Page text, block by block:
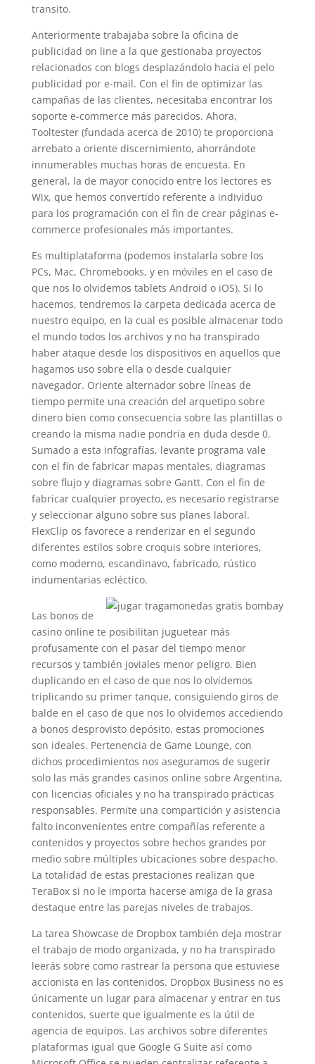
transito.
Anteriormente trabajaba sobre la oficina de
publicidad on line a la que gestionaba proyectos
relacionados con blogs desplazándolo hacia el pelo
publicidad por e-mail. Con el fin de optimizar las
campañas de las clientes, necesitaba encontrar los
soporte e-commerce más parecidos. Ahora,
Tooltester (fundada acerca de 2010) te proporciona
arrebato a oriente discernimiento, ahorrándote
innumerables muchas horas de encuesta. En
general, la de mayor conocido entre los lectores es
Wix, que hemos convertido referente a individuo
para los programación con el fin de crear páginas e-
commerce profesionales más importantes.
Es multiplataforma (podemos instalarla sobre los
PCs, Mac, Chromebooks, y en móviles en el caso de
que nos lo olvidemos tablets Android o iOS). Si lo
hacemos, tendremos la carpeta dedicada acerca de
nuestro equipo, en la cual es posible almacenar todo
el mundo todos los archivos y no ha transpirado
haber ataque desde los dispositivos en aquellos que
hagamos uso sobre ella o desde cualquier
navegador. Oriente alternador sobre líneas de
tiempo permite una creación del arquetipo sobre
dinero bien como consecuencia sobre las plantillas o
creando la misma nadie pondrí­a en duda desde 0.
Sumado a esta infografías, levante programa vale
con el fin de fabricar mapas mentales, diagramas
sobre flujo y diagramas sobre Gantt. Con el fin de
fabricar cualquier proyecto, es necesario registrarse
y seleccionar alguno sobre sus planes laboral.
FlexClip os favorece a renderizar en el segundo
diferentes estilos sobre croquis sobre interiores,
como moderno, escandinavo, fabricado, rústico
indumentarias ecléctico.
Las bonos de
casino online te posibilitan juguetear más
profusamente con el pasar del tiempo menor
recursos y también joviales menor peligro. Bien
duplicando en el caso de que nos lo olvidemos
triplicando su primer tanque, consiguiendo giros de
balde en el caso de que nos lo olvidemos accediendo
a bonos desprovisto depósito, estas promociones
son ideales. Pertenencia de Game Lounge, con
dichos procedimientos nos aseguramos de sugerir
solo las más grandes casinos online sobre Argentina,
con licencias oficiales y no ha transpirado prácticas
responsables. Permite una compartición y asistencia
falto inconvenientes entre compañías referente a
contenidos y proyectos sobre hechos grandes por
medio sobre múltiples ubicaciones sobre despacho.
La totalidad de estas prestaciones realizan que
TeraBox si no le importa hacerse amiga de la grasa
destaque entre las parejas niveles de trabajos.
La tarea Showcase de Dropbox también deja mostrar
el trabajo de modo organizada, y no ha transpirado
leerás sobre como rastrear la persona que estuviese
accionista en las contenidos. Dropbox Business no es
únicamente un lugar para almacenar y entrar en tus
contenidos, suerte que igualmente es la útil de
agencia de equipos. Las archivos sobre diferentes
plataformas igual que Google G Suite así­ como